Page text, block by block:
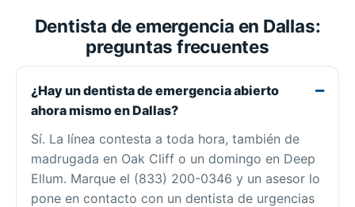
Dentista de emergencia en Dallas:
preguntas frecuentes
¿Hay un dentista de emergencia abierto
ahora mismo en Dallas?
Sí. La línea contesta a toda hora, también de
madrugada en Oak Cliff o un domingo en Deep
Ellum. Marque el (833) 200-0346 y un asesor lo
pone en contacto con un dentista de urgencias